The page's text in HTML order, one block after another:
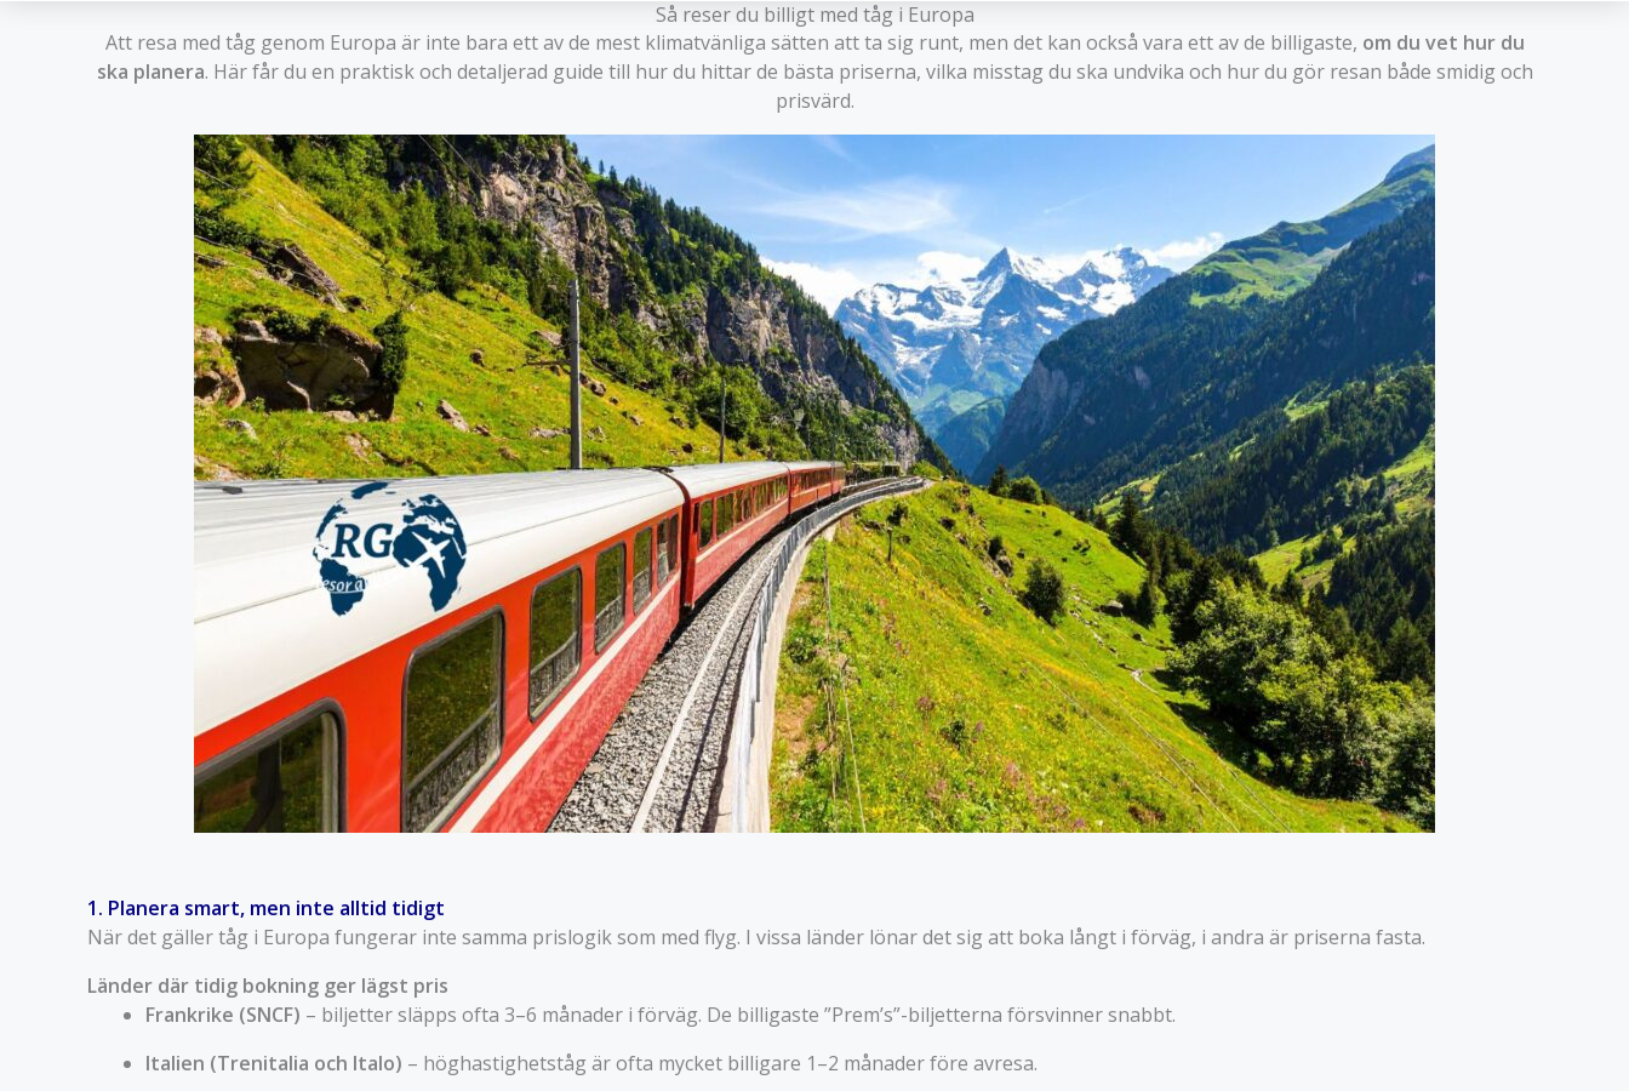
Så reser du billigt med tåg i Europa
Att resa med tåg genom Europa är inte bara ett av de mest klimatvänliga sätten att ta sig runt, men det kan också vara ett av de billigaste, om du vet hur du
ska planera. Här får du en praktisk och detaljerad guide till hur du hittar de bästa priserna, vilka misstag du ska undvika och hur du gör resan både smidig och
prisvärd.
1. Planera smart, men inte alltid tidigt
När det gäller tåg i Europa fungerar inte samma prislogik som med flyg. I vissa länder lönar det sig att boka långt i förväg, i andra är priserna fasta.
Länder där tidig bokning ger lägst pris
Frankrike (SNCF) – biljetter släpps ofta 3–6 månader i förväg. De billigaste ”Prem’s”-biljetterna försvinner snabbt.
Italien (Trenitalia och Italo) – höghastighetståg är ofta mycket billigare 1–2 månader före avresa.